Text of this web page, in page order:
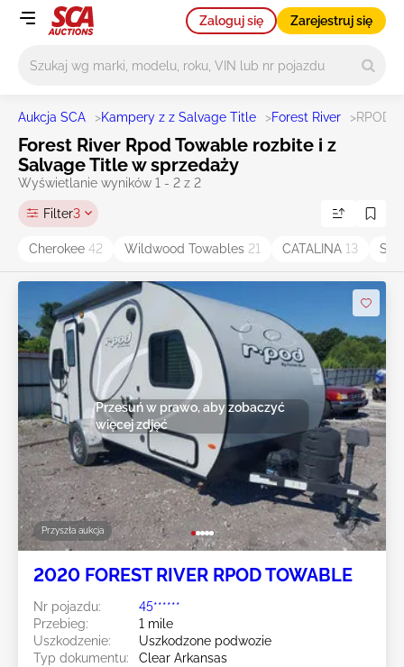
Zaloguj się Zarejestruj się
Aukcja SCA >Kampery z z Salvage Title >Forest River >RPOD
Forest River Rpod Towable rozbite i z
Salvage Title w sprzedaży
Wyświetlanie wyników 1 - 2 z 2
Filter3
Cherokee 42 Wildwood Towables 21 CATALINA 13
Przyszła aukcja
Przesuń w prawo, aby zobaczyć
więcej zdjęć
2020 FOREST RIVER RPOD TOWABLE
Nr pojazdu:
45******
Przebieg:
1 mile
Uszkodzenie:
Uszkodzone podwozie
Typ dokumentu:
Clear Arkansas